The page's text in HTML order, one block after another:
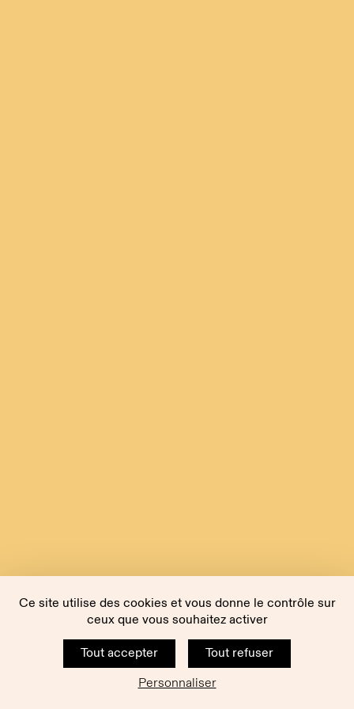
Ce site utilise des cookies et vous donne le contrôle sur
ceux que vous souhaitez activer
Tout accepter
Tout refuser
Personnaliser